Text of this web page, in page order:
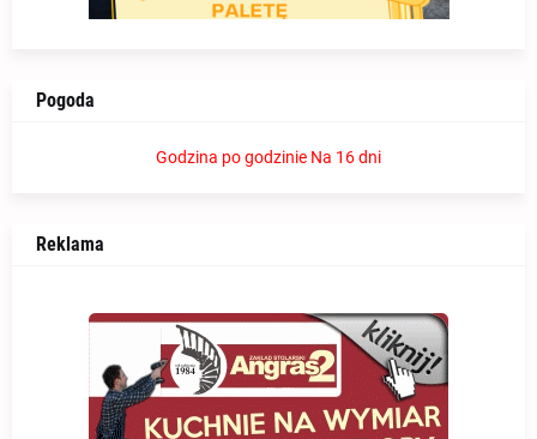
Pogoda
Godzina po godzinie Na 16 dni
Reklama